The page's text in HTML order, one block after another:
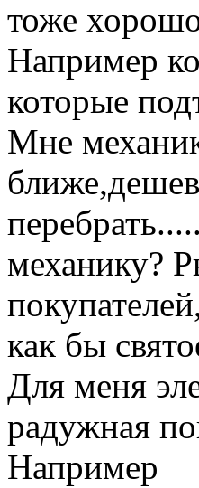
тоже
Например
которые
Мне
механику?
как бы
Для меня
радужная
Например